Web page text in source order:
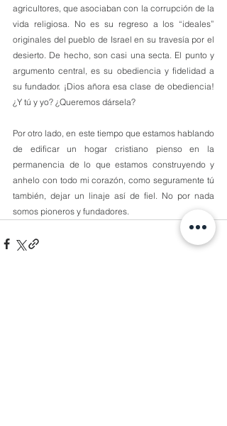
agricultores, que asociaban con la corrupción de la
vida religiosa. No es su regreso a los “ideales”
originales del pueblo de Israel en su travesía por el
desierto. De hecho, son casi una secta. El punto y
argumento central, es su obediencia y fidelidad a
su fundador. ¡Dios añora esa clase de obediencia!
¿Y tú y yo? ¿Queremos dársela?
Por otro lado, en este tiempo que estamos hablando
de edificar un hogar cristiano pienso en la
permanencia de lo que estamos construyendo y
anhelo con todo mi corazón, como seguramente tú
también, dejar un linaje así de fiel. No por nada
somos pioneros y fundadores.